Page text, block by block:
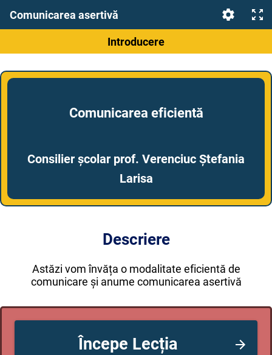
Comunicarea asertivă
Introducere
Comunicarea eficientă
Consilier școlar prof. Verenciuc Ștefania
Larisa
Descriere
Astăzi vom învăța o modalitate eficientă de
comunicare și anume comunicarea asertivă
Începe Lecția